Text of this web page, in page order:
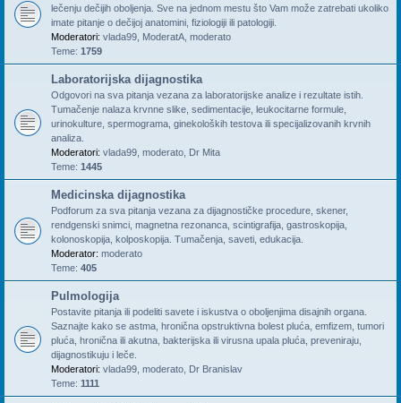
lečenju dečijih oboljenja. Sve na jednom mestu što Vam može zatrebati ukoliko
imate pitanje o dečijoj anatomini, fiziologiji ili patologiji.
Moderatori: vlada99 ModeratA moderato
Teme: 1759
Laboratorijska dijagnostika
Odgovori na sva pitanja vezana za laboratorijske analize i rezultate istih.
Tumačenje nalaza krvnne slike, sedimentacije, leukocitarne formule,
urinokulture, spermograma, ginekoloških testova ili specijalizovanih krvnih
analiza.
Moderatori: vlada99 moderato Dr Mita
Teme: 1445
Medicinska dijagnostika
Podforum za sva pitanja vezana za dijagnostičke procedure, skener,
rendgenski snimci, magnetna rezonanca, scintigrafija, gastroskopija,
kolonoskopija, kolposkopija. Tumačenja, saveti, edukacija.
Moderator: moderato
Teme: 405
Pulmologija
Postavite pitanja ili podeliti savete i iskustva o oboljenjima disajnih organa.
Saznajte kako se astma, hronična opstruktivna bolest pluća, emfizem, tumori
pluća, hronična ili akutna, bakterijska ili virusna upala pluća, preveniraju,
dijagnostikuju i leče.
Moderatori: vlada99 moderato Dr Branislav
Teme: 1111